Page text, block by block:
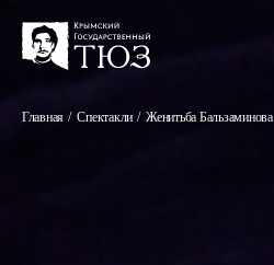
Главная Спектакли Женитьба Бальзаминова